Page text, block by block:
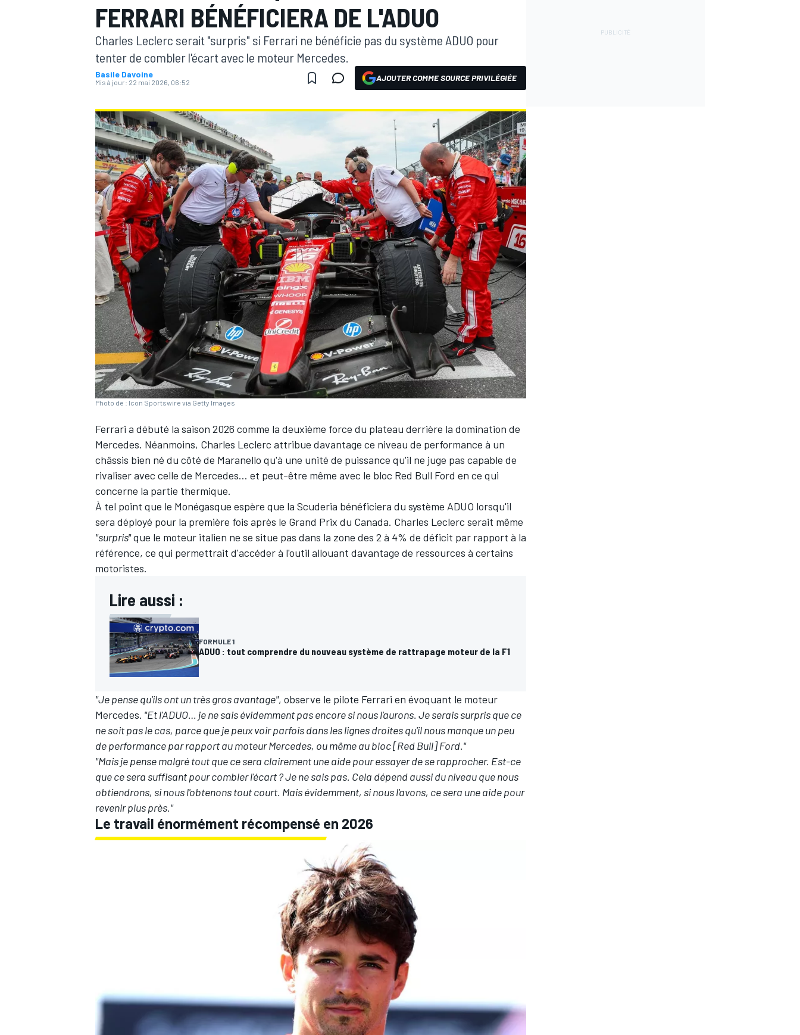
WRC
WEC
FERRARI BÉNÉFICIERA DE L'ADUO
Charles Leclerc serait "surpris" si Ferrari ne bénéficie pas du système ADUO pour
tenter de combler l'écart avec le moteur Mercedes.
Basile Davoine
Mis à jour: 22 mai 2026, 06:52 AJOUTER COMME SOURCE PRIVILÉGIÉE
Photo de : Icon Sportswire via Getty Images
Ferrari a débuté la saison 2026 comme la deuxième force du plateau derrière la domination de
Mercedes. Néanmoins, Charles Leclerc attribue davantage ce niveau de performance à un
châssis bien né du côté de Maranello qu'à une unité de puissance qu'il ne juge pas capable de
rivaliser avec celle de Mercedes… et peut-être même avec le bloc Red Bull Ford en ce qui
concerne la partie thermique.
À tel point que le Monégasque espère que la Scuderia bénéficiera du système ADUO lorsqu'il
sera déployé pour la première fois après le Grand Prix du Canada. Charles Leclerc serait même
"surpris"que le moteur italien ne se situe pas dans la zone des 2 à 4% de déficit par rapport à la
référence, ce qui permettrait d'accéder à l'outil allouant davantage de ressources à certains
motoristes.
Lire aussi :
FORMULE 1
ADUO : tout comprendre du nouveau système de rattrapage moteur de la F1
"Je pense qu'ils ont un très gros avantage", observe le pilote Ferrari en évoquant le moteur
Mercedes. "Et l'ADUO… je ne sais évidemment pas encore si nous l'aurons. Je serais surpris que ce
ne soit pas le cas, parce que je peux voir parfois dans les lignes droites qu'il nous manque un peu
de performance par rapport au moteur Mercedes, ou même au bloc [Red Bull] Ford."
"Mais je pense malgré tout que ce sera clairement une aide pour essayer de se rapprocher. Est-ce
que ce sera suffisant pour combler l'écart? Je ne sais pas. Cela dépend aussi du niveau que nous
obtiendrons, si nous l'obtenons tout court. Mais évidemment, si nous l'avons, ce sera une aide pour
revenir plus près."
Le travail énormément récompensé en 2026